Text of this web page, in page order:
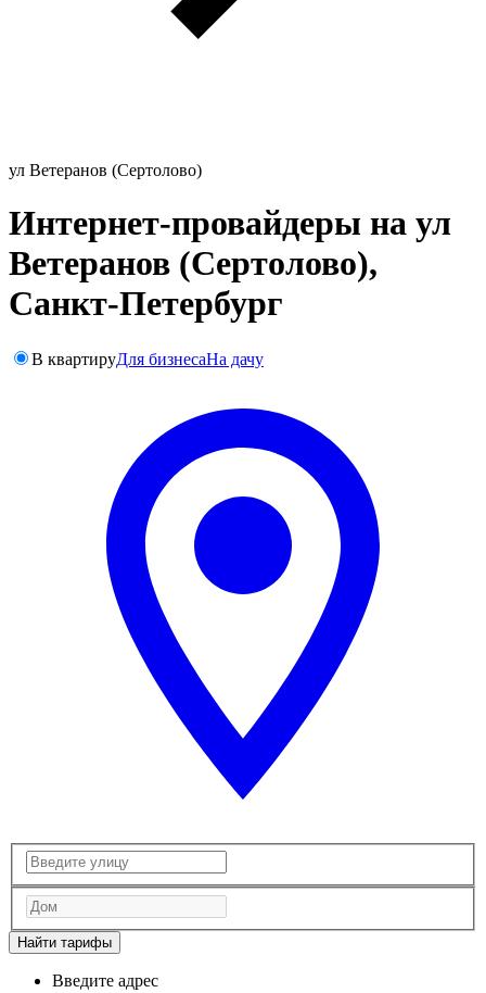
ул Ветеранов (Сертолово)
Интернет-провайдеры на ул
Ветеранов (Сертолово),
Санкт-Петербург
В квартируДля бизнесаНа дачу
Найти тарифы
Введите адрес